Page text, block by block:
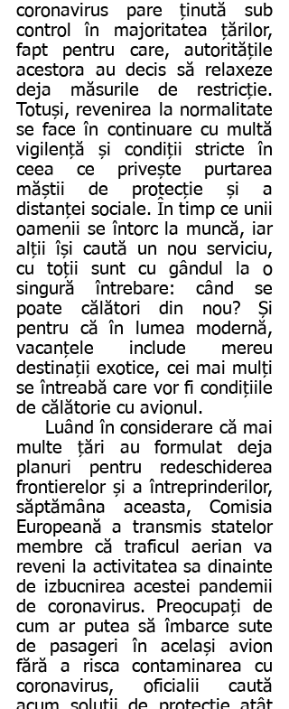
coronavirus pare ținută sub
control în majoritatea țărilor,
fapt pentru care, autoritățile
acestora au decis să relaxeze
deja măsurile de restricție.
Totuși, revenirea la normalitate
se face în continuare cu multă
vigilență și condiții stricte în
ceea ce privește purtarea
măștii de protecție și a
distanței sociale. În timp ce unii
oamenii se întorc la muncă, iar
alții își caută un nou serviciu,
cu toții sunt cu gândul la o
singură întrebare: când se
poate călători din nou? Și
pentru că în lumea modernă,
vacanțele include mereu
destinații exotice, cei mai mulți
se întreabă care vor fi condițiile
de călătorie cu avionul.
multe țări au formulat deja
planuri pentru redeschiderea
frontierelor și a întreprinderilor,
săptămâna aceasta, Comisia
Europeană a transmis statelor
membre că traficul aerian va
reveni la activitatea sa dinainte
de izbucnirea acestei pandemii
de coronavirus. Preocupați de
cum ar putea să îmbarce sute
de pasageri în același avion
fără a risca contaminarea cu
coronavirus, oficialii caută